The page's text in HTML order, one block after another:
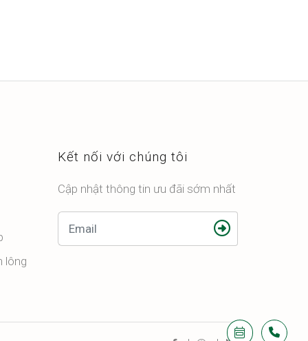
lông
Kết nối với chúng tôi
Cập nhật thông tin ưu đãi sớm nhất